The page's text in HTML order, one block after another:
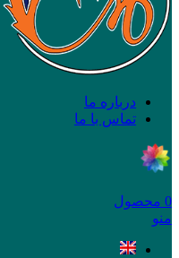
درباره ما
تماس با ما
0 محصول
منو